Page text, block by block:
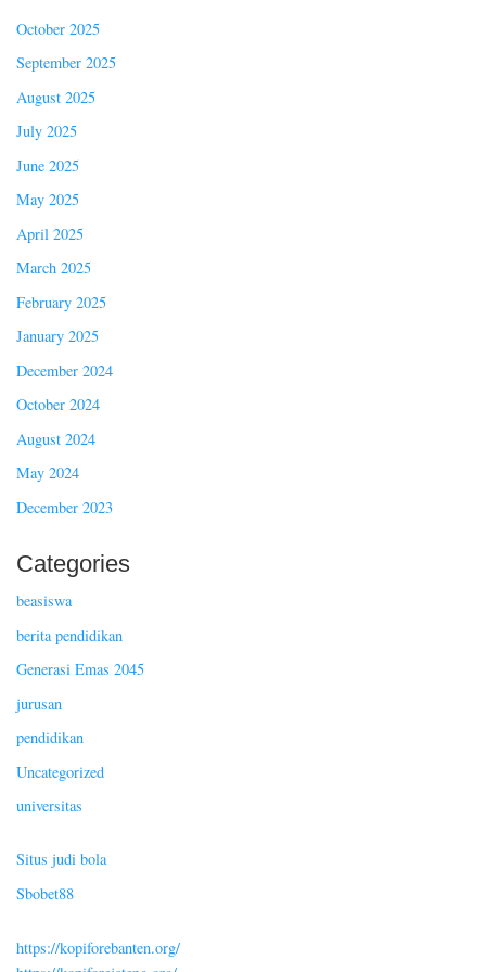
October 2025
September 2025
August 2025
July 2025
June 2025
May 2025
April 2025
March 2025
February 2025
January 2025
December 2024
October 2024
August 2024
May 2024
December 2023
Categories
beasiswa
berita pendidikan
Generasi Emas 2045
jurusan
pendidikan
Uncategorized
universitas
Situs judi bola
Sbobet88
https://kopiforebanten.org/